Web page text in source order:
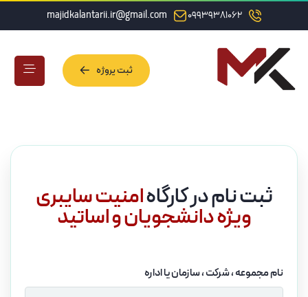
09939381062
majidkalantarii.ir@gmail.com
ثبت پروژه
ثبت نام در کارگاهامنیت سایبری
ویژه دانشجویان و اساتید
نام مجموعه ، شرکت ، سازمان یا اداره